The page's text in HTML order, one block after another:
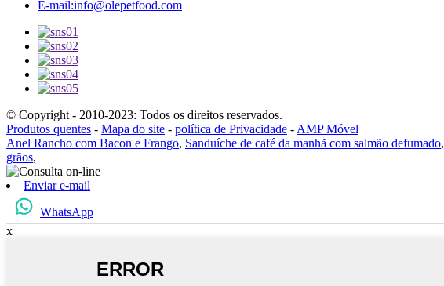
E-mail:info@olepetfood.com
© Copyright - 2010-2023: Todos os direitos reservados.
Produtos quentes - Mapa do site - política de Privacidade - AMP Móvel
Anel Rancho com Bacon e Frango, Sanduíche de café da manhã com salmão defumado,
grãos,
Enviar e-mail
WhatsApp
x